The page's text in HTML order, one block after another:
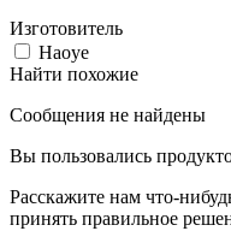
Изготовитель
Haoye
Найти похожие
Сообщения не найдены
Вы пользовались
Расскажите нам что-
принять правильное